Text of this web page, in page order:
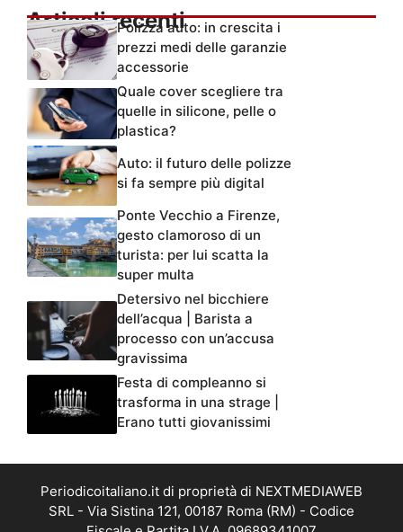
Articoli recentiPolizza auto: in crescita i
prezzi medi delle garanzie
accessorie
Quale cover scegliere tra
quelle in silicone, pelle o
plastica?
Auto: il futuro delle polizze
si fa sempre più digital
Ponte Vecchio a Firenze,
gesto clamoroso di un
turista: per lui scatta la
super multa
Detersivo nel bicchiere
dell’acqua | Barista a
processo con un’accusa
gravissima
Festa di compleanno si
trasforma in una strage |
Erano tutti giovanissimi
Periodicoitaliano.it di proprietà di NEXTMEDIAWEB
SRL - Via Sistina 121, 00187 Roma (RM) - Codice